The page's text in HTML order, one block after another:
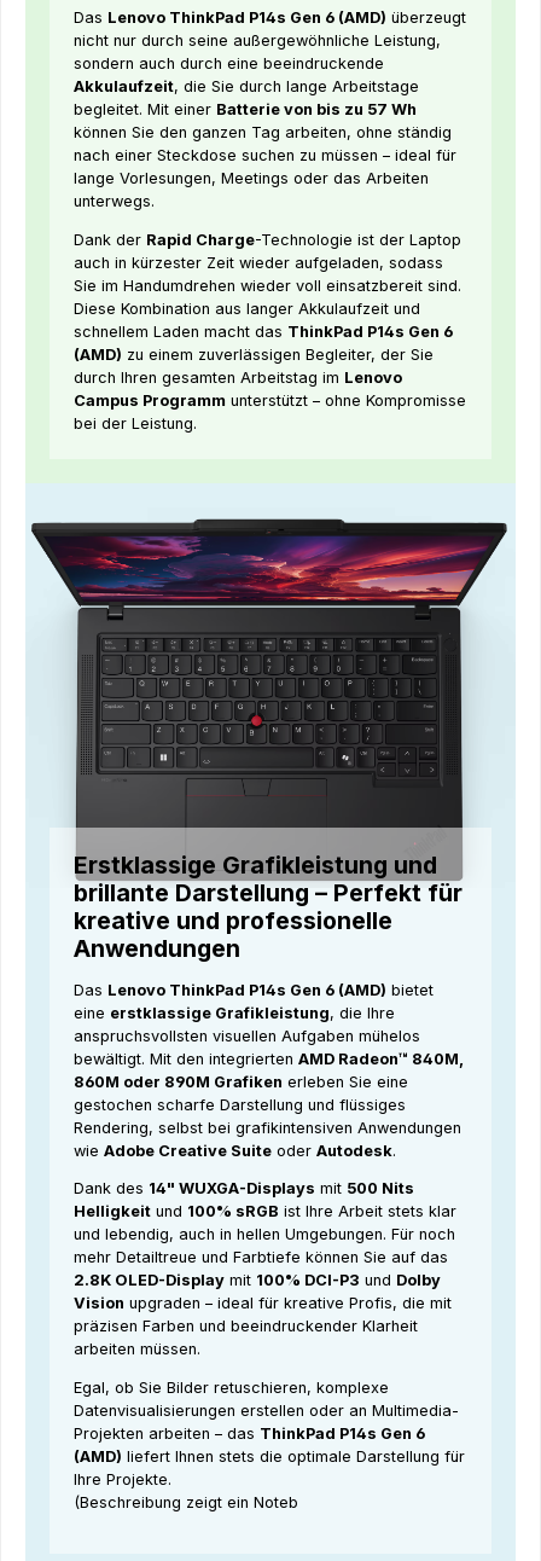
Das Lenovo ThinkPad P14s Gen 6 (AMD) überzeugt
nicht nur durch seine außergewöhnliche Leistung,
sondern auch durch eine beeindruckende
Akkulaufzeit, die Sie durch lange Arbeitstage
begleitet. Mit einer Batterie von bis zu 57 Wh
können Sie den ganzen Tag arbeiten, ohne ständig
nach einer Steckdose suchen zu müssen – ideal für
lange Vorlesungen, Meetings oder das Arbeiten
unterwegs.
Dank der Rapid Charge-Technologie ist der Laptop
auch in kürzester Zeit wieder aufgeladen, sodass
Sie im Handumdrehen wieder voll einsatzbereit sind.
Diese Kombination aus langer Akkulaufzeit und
schnellem Laden macht das ThinkPad P14s Gen 6
(AMD) zu einem zuverlässigen Begleiter, der Sie
durch Ihren gesamten Arbeitstag im Lenovo
Campus Programm unterstützt – ohne Kompromisse
bei der Leistung.
Erstklassige Grafikleistung und
brillante Darstellung – Perfekt für
kreative und professionelle
Anwendungen
Das Lenovo ThinkPad P14s Gen 6 (AMD) bietet
eine erstklassige Grafikleistung, die Ihre
anspruchsvollsten visuellen Aufgaben mühelos
bewältigt. Mit den integrierten AMD Radeon™ 840M,
860M oder 890M Grafiken erleben Sie eine
gestochen scharfe Darstellung und flüssiges
Rendering, selbst bei grafikintensiven Anwendungen
wie Adobe Creative Suite oder Autodesk.
Dank des 14" WUXGA-Displays mit 500 Nits
Helligkeit und 100% sRGB ist Ihre Arbeit stets klar
und lebendig, auch in hellen Umgebungen. Für noch
mehr Detailtreue und Farbtiefe können Sie auf das
2.8K OLED-Display mit 100% DCI-P3 und Dolby
Vision upgraden – ideal für kreative Profis, die mit
präzisen Farben und beeindruckender Klarheit
arbeiten müssen.
Egal, ob Sie Bilder retuschieren, komplexe
Datenvisualisierungen erstellen oder an Multimedia-
Projekten arbeiten – das ThinkPad P14s Gen 6
(AMD) liefert Ihnen stets die optimale Darstellung für
Ihre Projekte.
(Beschreibung zeigt ein Noteb